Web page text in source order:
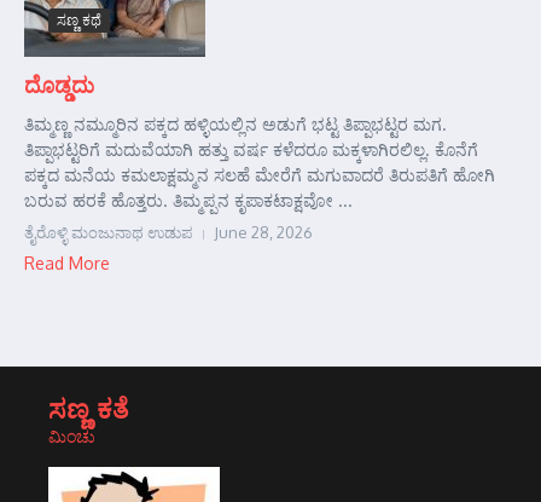
ಸಣ್ಣ ಕಥೆ
ದೊಡ್ಡದು
ತಿಮ್ಮಣ್ಣ ನಮ್ಮೂರಿನ ಪಕ್ಕದ ಹಳ್ಳಿಯಲ್ಲಿನ ಅಡುಗೆ ಭಟ್ಟ ತಿಪ್ಪಾಭಟ್ಟರ ಮಗ.
ತಿಪ್ಪಾಭಟ್ಟರಿಗೆ ಮದುವೆಯಾಗಿ ಹತ್ತು ವರ್ಷ ಕಳೆದರೂ ಮಕ್ಕಳಾಗಿರಲಿಲ್ಲ. ಕೊನೆಗೆ
ಪಕ್ಕದ ಮನೆಯ ಕಮಲಾಕ್ಷಮ್ಮನ ಸಲಹೆ ಮೇರೆಗೆ ಮಗುವಾದರೆ ತಿರುಪತಿಗೆ ಹೋಗಿ
ಬರುವ ಹರಕೆ ಹೊತ್ತರು. ತಿಮ್ಮಪ್ಪನ ಕೃಪಾಕಟಾಕ್ಷವೋ ...
ತೈರೊಳ್ಳಿ ಮಂಜುನಾಥ ಉಡುಪ June 28, 2026
Read More
ಸಣ್ಣ ಕತೆ
ಮಿಂಚು